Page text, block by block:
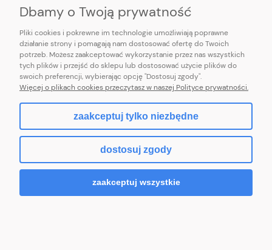
E-mail:pl101sukienek@gmail.com
101sukienek.pl
ul. Piotrkowska 317/11, Łódź 93-035, woj. łódzkie
pokaż pełną wersję strony
Sklep internetowy Shoper.pl
Dbamy o Twoją prywatność
Pliki cookies i pokrewne im technologie umożliwiają poprawne
działanie strony i pomagają nam dostosować ofertę do Twoich
potrzeb. Możesz zaakceptować wykorzystanie przez nas wszystkich
tych plików i przejść do sklepu lub dostosować użycie plików do
swoich preferencji, wybierając opcję "Dostosuj zgody".
Więcej o plikach cookies przeczytasz w naszej Polityce prywatności.
zaakceptuj tylko niezbędne
dostosuj zgody
zaakceptuj wszystkie